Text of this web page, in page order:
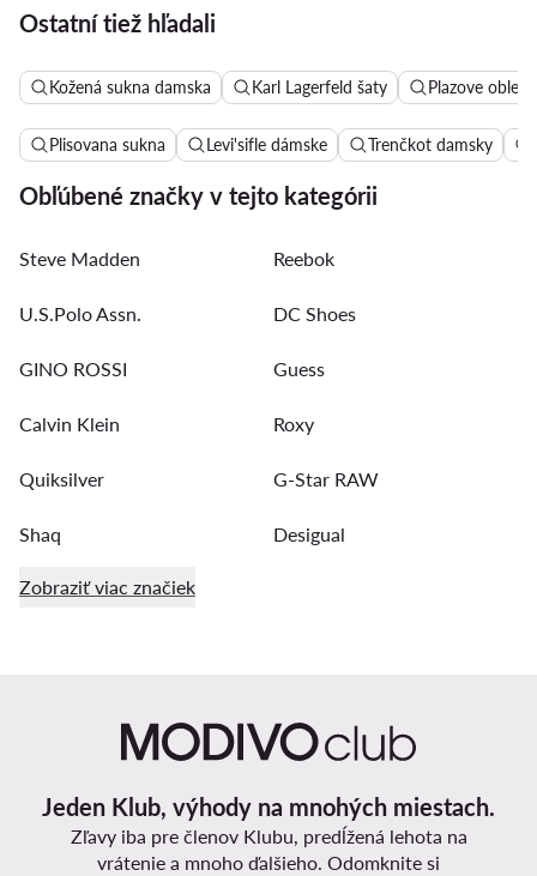
Ostatní tiež hľadali
Kožená sukna damska Karl Lagerfeld šaty Plazove
Plisovana sukna Levi'sifle dámske Trenčkot damsky
Obľúbené značky v tejto kategórii
Steve Madden Reebok
U.S.Polo Assn. DC Shoes
GINO ROSSI Guess
Calvin Klein Roxy
Quiksilver G-Star RAW
Shaq Desigual
Zobraziť viac značiek
Jeden Klub, výhody na mnohých miestach.
Zľavy iba pre členov Klubu, predĺžená lehota na
vrátenie a mnoho ďalšieho. Odomknite si